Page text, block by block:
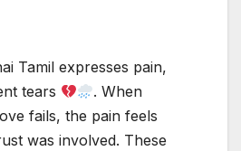
Tamil expresses pain,
tears
. When
fails, the pain feels
was involved. These